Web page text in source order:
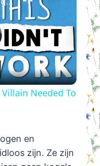
Needed To
en
zijn. Ze zijn